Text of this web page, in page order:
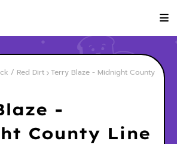
/ Red Dirt
Terry Blaze - Midnight County
-
County Line